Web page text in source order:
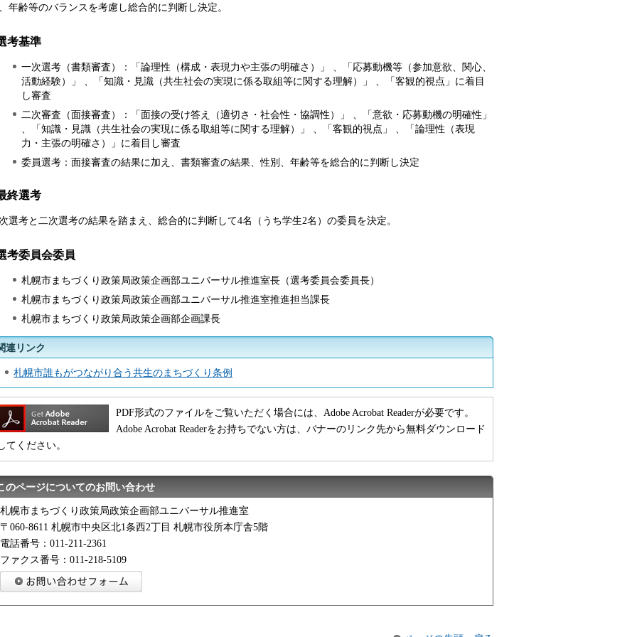
年齢等のバランスを考慮し総合的に判断し決定。
考基準
一次選考（書類審査）：「論理性（構成・表現力や主張の明確さ）」 、「応募動機等（参加意欲、関心、
活動経験）」 、「知識・見識（共生社会の実現に係る取組等に関する理解）」 、「客観的視点」に着目
し審査
二次審査（面接審査）：「面接の受け答え（適切さ・社会性・協調性）」 、「意欲・応募動機の明確性」
、「知識・見識（共生社会の実現に係る取組等に関する理解）」 、「客観的視点」 、「論理性（表現
力・主張の明確さ）」に着目し審査
委員選考：面接審査の結果に加え、書類審査の結果、性別、年齢等を総合的に判断し決定
終選考
選考と二次選考の結果を踏まえ、総合的に判断して4名（うち学生2名）の委員を決定。
考委員会委員
札幌市まちづくり政策局政策企画部ユニバーサル推進室長（選考委員会委員長）
札幌市まちづくり政策局政策企画部ユニバーサル推進室推進担当課長
札幌市まちづくり政策局政策企画部企画課長
連リンク
札幌市誰もがつながり合う共生のまちづくり条例
PDF形式のファイルをご覧いただく場合には、Adobe Acrobat Readerが必要です。
Adobe Acrobat Readerをお持ちでない方は、バナーのリンク先から無料ダウンロード
てください。
のページについてのお問い合わせ
札幌市まちづくり政策局政策企画部ユニバーサル推進室
〒060-8611 札幌市中央区北1条西2丁目 札幌市役所本庁舎5階
電話番号：011-211-2361
ファクス番号：011-218-5109